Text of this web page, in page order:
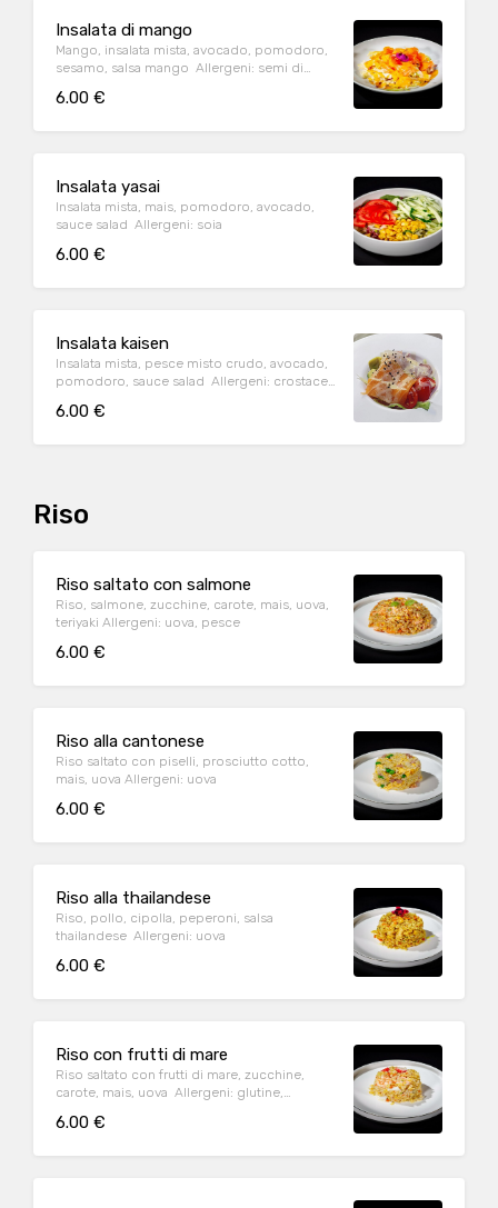
Insalata di mango
Mango, insalata mista, avocado, pomodoro,
sesamo, salsa mango Allergeni: semi di
6.00 €
Insalata yasai
Insalata mista, mais, pomodoro, avocado,
sauce salad Allergeni: soia
6.00 €
Insalata kaisen
Insalata mista, pesce misto crudo, avocado,
pomodoro, sauce salad Allergeni: crostacei,
6.00 €
Riso
Riso saltato con salmone
Riso, salmone, zucchine, carote, mais, uova,
teriyaki Allergeni: uova, pesce
6.00 €
Riso alla cantonese
Riso saltato con piselli, prosciutto cotto,
mais, uova Allergeni: uova
6.00 €
Riso alla thailandese
Riso, pollo, cipolla, peperoni, salsa
thailandese Allergeni: uova
6.00 €
Riso con frutti di mare
Riso saltato con frutti di mare, zucchine,
carote, mais, uova Allergeni: glutine,
6.00 €